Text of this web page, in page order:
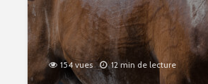
154 vues 12 min de lecture